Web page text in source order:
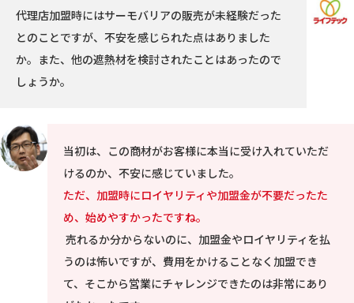
代理店加盟時にはサーモバリアの販売が未経験だった
とのことですが、不安を感じられた点はありました
か。また、他の遮熱材を検討されたことはあったので
しょうか。
当初は、この商材がお客様に本当に受け入れていただ
けるのか、不安に感じていました。
ただ、加盟時にロイヤリティや加盟金が不要だったた
め、始めやすかったですね。
売れるか分からないのに、加盟金やロイヤリティを払
うのは怖いですが、費用をかけることなく加盟でき
て、そこから営業にチャレンジできたのは非常にあり